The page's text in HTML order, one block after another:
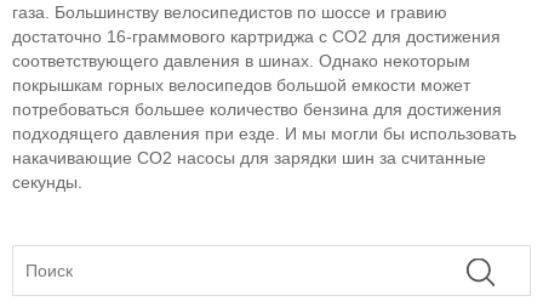
газа. Большинству велосипедистов по шоссе и гравию
достаточно 16-граммового картриджа с CO2 для достижения
соответствующего давления в шинах. Однако некоторым
покрышкам горных велосипедов большой емкости может
потребоваться большее количество бензина для достижения
подходящего давления при езде. И мы могли бы использовать
накачивающие CO2 насосы для зарядки шин за считанные
секунды.